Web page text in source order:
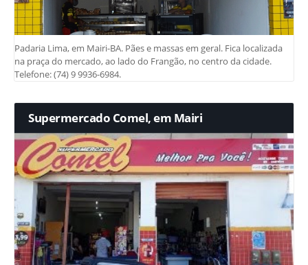
Padaria Lima, em Mairi-BA. Pães e massas em geral. Fica localizada
na praça do mercado, ao lado do Frangão, no centro da cidade.
Telefone: (74) 9 9936-6984.
Supermercado Comel, em Mairi